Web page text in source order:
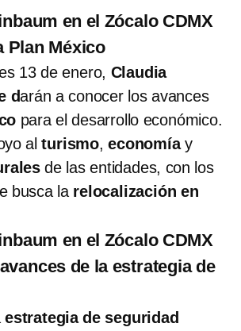
en el Zócalo CDMX
Plan México
13 de enero, Claudia
darán a conocer los avances
para el desarrollo económico.
alturismo,economíay
de las entidades, con los
busca la relocalización en
en el Zócalo CDMX
de la estrategia de
estrategia de seguridad